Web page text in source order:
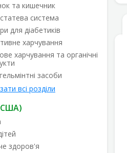
та кишечник
система
для діабетиків
харчування
харчування та органічні
засоби
всі розділи
здоров'я